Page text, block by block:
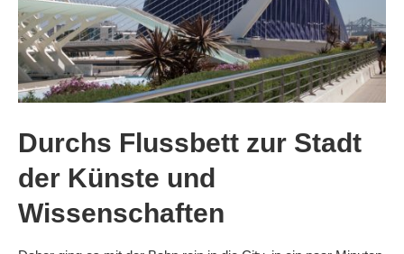
Durchs Flussbett zur Stadt
der Künste und
Wissenschaften